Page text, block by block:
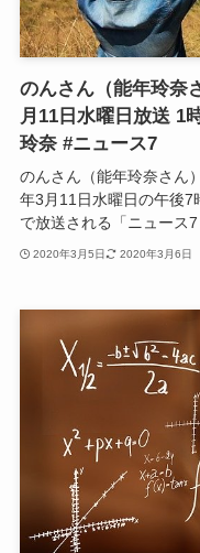
のんさん（能年玲奈
月11日水曜日放送 1
玲奈 #ニュース7
のんさん（能年玲奈さ
年3月11日水曜日の午後7
で放送される「ニュース
2020年3月5日 2020年3月6日